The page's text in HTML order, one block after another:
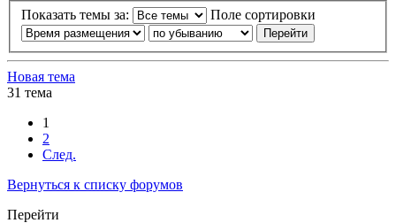
Показать темы за: Поле сортировки
Новая тема
31 тема
1
2
След.
Вернуться к списку форумов
Перейти